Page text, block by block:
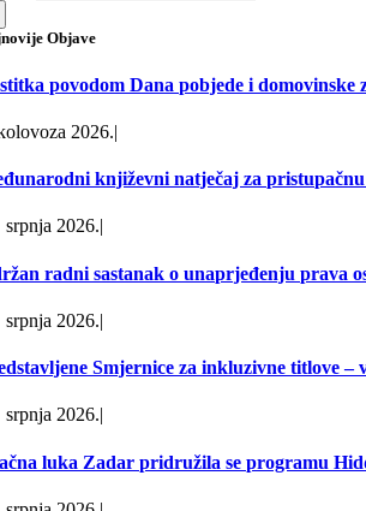
Objave
povodom Dana pobjede i
2026.|
književni natječaj za
srpnja 2026.|
radni sastanak o unaprjeđenju prava
srpnja 2026.|
Smjernice za inkluzivne titlove
srpnja 2026.|
luka Zadar pridružila se programu